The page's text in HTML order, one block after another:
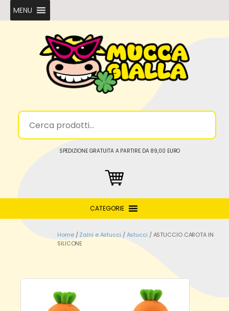
MENU
SPEDIZIONE GRATUITA A PARTIRE DA 89,00 EURO
CATEGORIE
Home/Zaini e Astucci /Astucci / ASTUCCIO CAROTA IN
SILICONE